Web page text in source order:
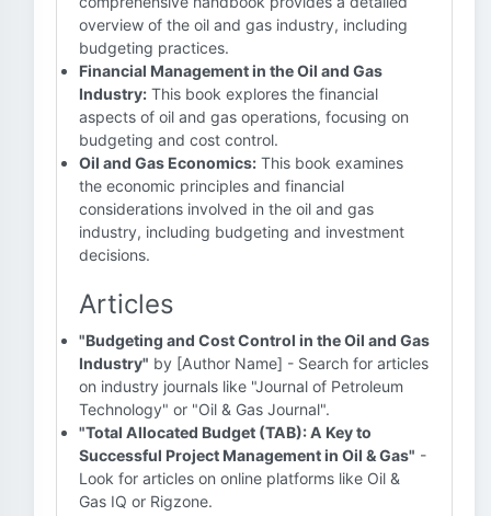
overview of the oil and gas industry, including
budgeting practices.
Financial Management in the Oil and Gas
Industry: This book explores the financial
aspects of oil and gas operations, focusing on
budgeting and cost control.
Oil and Gas Economics: This book examines
the economic principles and financial
considerations involved in the oil and gas
industry, including budgeting and investment
decisions.
Articles
"Budgeting and Cost Control in the Oil and Gas
Industry" by [Author Name] - Search for articles
on industry journals like "Journal of Petroleum
Technology" or "Oil & Gas Journal".
"Total Allocated Budget (TAB): A Key to
Successful Project Management in Oil & Gas" -
Look for articles on online platforms like Oil &
Gas IQ or Rigzone.